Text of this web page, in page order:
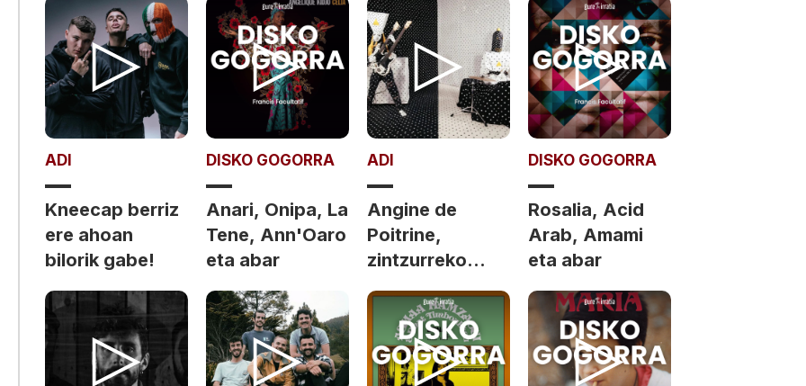
ADI
Kneecap berriz
ere ahoan
bilorik gabe!
DISKO GOGORRA
Anari, Onipa, La
Tene, Ann'Oaro
eta abar
ADI
Angine de
Poitrine,
zintzurreko
mina?
DISKO GOGORRA
Rosalia, Acid
Arab, Amami
eta abar